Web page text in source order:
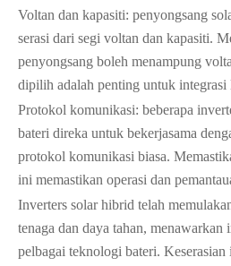
Voltan dan kapasiti: penyongsang
serasi dari segi voltan dan kapasiti.
penyongsang boleh menampung
dipilih adalah penting untuk integrasi
Protokol komunikasi: beberapa
bateri direka untuk bekerjasama
protokol komunikasi biasa.
ini memastikan operasi dan
Inverters solar hibrid telah
tenaga dan daya tahan, menawarkan
pelbagai teknologi bateri. Keserasian